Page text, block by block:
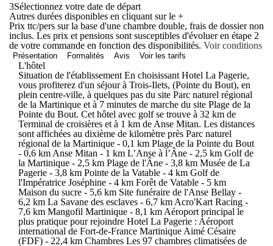
3Sélectionnez votre date de départ
Autres durées disponibles en cliquant sur le +
Prix ttc/pers sur la base d'une chambre double, frais de dossier non
inclus. Les prix et pensions sont susceptibles d'évoluer en étape 2
de votre commande en fonction des disponibilités. Voir conditions
Présentation Formalités Avis Voir les tarifs
L'hôtel
Situation de l'établissement En choisissant Hotel La Pagerie,
vous profiterez d'un séjour à Trois-Ilets, (Pointe du Bout), en
plein centre-ville, à quelques pas du site Parc naturel régional
de la Martinique et à 7 minutes de marche du site Plage de la
Pointe du Bout. Cet hôtel avec golf se trouve à 32 km de
Terminal de croisières et à 1 km de Anse Mitan. Les distances
sont affichées au dixième de kilomètre près Parc naturel
régional de la Martinique - 0,1 km Plage de la Pointe du Bout
- 0,6 km Anse Mitan - 1 km L’Anse à l’Âne - 2,5 km Golf de
la Martinique - 2,5 km Plage de l'Âne - 3,8 km Musée de La
Pagerie - 3,8 km Pointe de la Vatable - 4 km Golf de
l'Impératrice Joséphine - 4 km Forêt de Vatable - 5 km
Maison du sucre - 5,6 km Site funéraire de l'Anse Bellay -
6,2 km La Savane des esclaves - 6,7 km Acro'Kart Racing -
7,6 km Mangofil Martinique - 8,1 km Aéroport principal le
plus pratique pour rejoindre Hotel La Pagerie : Aéroport
international de Fort-de-France Martinique Aimé Césaire
(FDF) - 22,4 km Chambres Les 97 chambres climatisées de